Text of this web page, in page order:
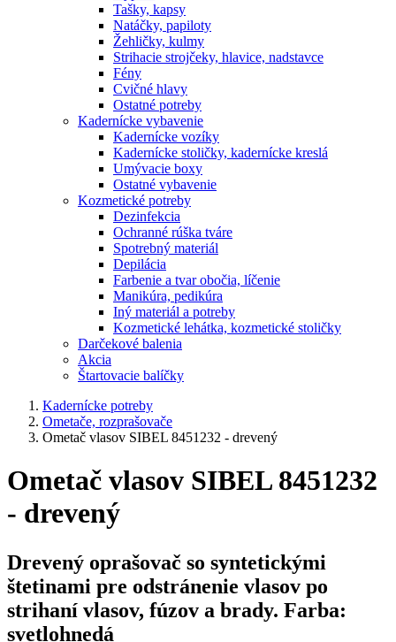
Tašky, kapsy
Natáčky, papiloty
Žehličky, kulmy
Strihacie strojčeky, hlavice, nadstavce
Fény
Cvičné hlavy
Ostatné potreby
Kadernícke vybavenie
Kadernícke vozíky
Kadernícke stoličky, kadernícke kreslá
Umývacie boxy
Ostatné vybavenie
Kozmetické potreby
Dezinfekcia
Ochranné rúška tváre
Spotrebný materiál
Depilácia
Farbenie a tvar obočia, líčenie
Manikúra, pedikúra
Iný materiál a potreby
Kozmetické lehátka, kozmetické stoličky
Darčekové balenia
Akcia
Štartovacie balíčky
Kadernícke potreby
Ometače, rozprašovače
Ometač vlasov SIBEL 8451232 - drevený
Ometač vlasov SIBEL 8451232
- drevený
Drevený oprašovač so syntetickými
štetinami pre odstránenie vlasov po
strihaní vlasov, fúzov a brady. Farba:
svetlohnedá